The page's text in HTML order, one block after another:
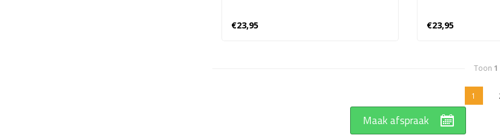
€23,95 €23,95
Toon 1
1
Maak afspraak